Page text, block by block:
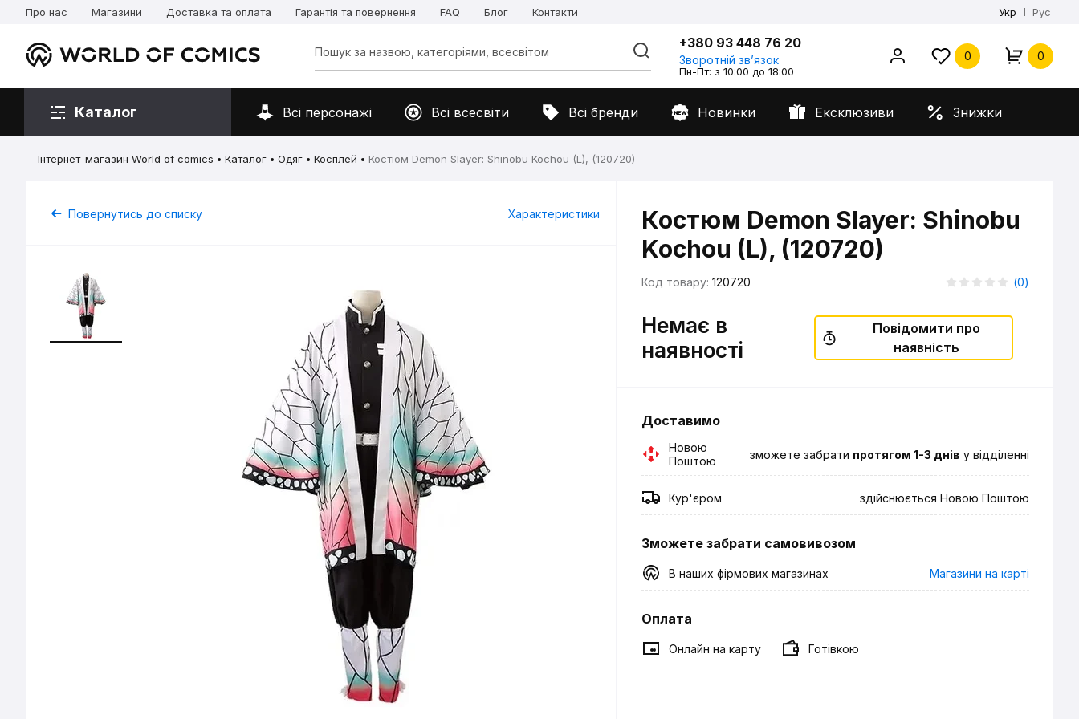
Про нас Магазини Доставка та оплата Гарантія та повернення FAQ Блог Контакти Укр Рус
+380 93 448 76 20
Зворотній звʼязок
Пн-Пт: з 10:00 до 18:00
0 0
Каталог Всі персонажі Всі всесвіти Всі бренди Новинки Ексклюзиви Знижки
Інтернет-магазин World of comics Каталог Одяг Косплей Костюм Demon Slayer: Shinobu Kochou (L), (120720)
Повернутись до списку Характеристики
Костюм Demon Slayer: Shinobu
Kochou (L), (120720)
Код товару: 120720 (0)
Немає в
наявності
Повідомити про
наявність
Доставимо
Новою
Поштою
зможете забрати протягом 1-3 днів у відділенні
Кур'єром здійснюється Новою Поштою
Зможете забрати самовивозом
В наших фірмових магазинах Магазини на карті
Оплата
Онлайн на карту Готівкою